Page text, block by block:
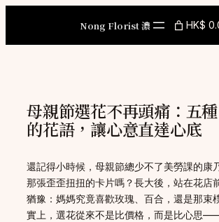
Nong Florist 濃 HK$
母親節選花不再頭痛：五種
的花語，讓心意直達心底
還記得小時候，母親節總少不了美勞課的康
那張歪歪扭扭的卡片嗎？長大後，站在花店
猶豫：媽媽究竟喜歡玫瑰、百合，還是那束
實上，選花從來不是比價格，而是比心思